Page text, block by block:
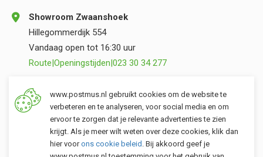
Showroom Zwaanshoek
Hillegommerdijk 554
Vandaag open tot 16:30 uur
Route|Openingstijden|023 30 34 277
Opslag Valkenburg (ZH)
Torenvlietslaan 3
Vandaag open tot 12:00 uur
Route|Openingstijden |071 401 34 44
www.postmus.nl gebruikt cookies om de website te
verbeteren en te analyseren, voor social media en om
ervoor te zorgen dat je relevante advertenties te zien
krijgt. Als je meer wilt weten over deze cookies, klik dan
hier voorons cookie beleid . Bij akkoord geef je